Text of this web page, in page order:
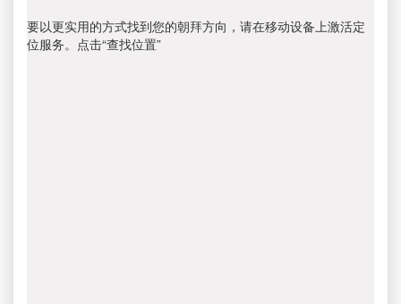
要以更实用的方式找到您的朝拜方向，请在移动设备上激活定
位服务。点击“查找位置”